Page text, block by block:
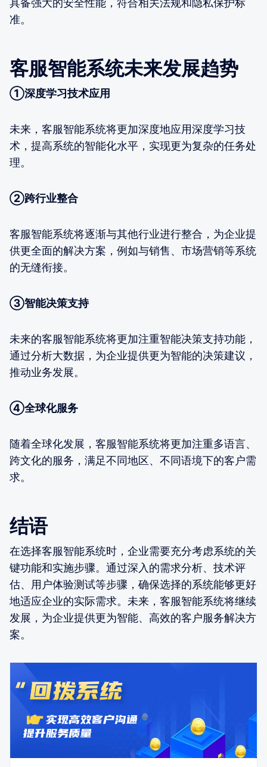
具备强大的安全性能，符合相关法规和隐私保护标
准。
客服智能系统未来发展趋势
①深度学习技术应用
未来，客服智能系统将更加深度地应用深度学习技
术，提高系统的智能化水平，实现更为复杂的任务处
理。
②跨行业整合
客服智能系统将逐渐与其他行业进行整合，为企业提
供更全面的解决方案，例如与销售、市场营销等系统
的无缝衔接。
③智能决策支持
未来的客服智能系统将更加注重智能决策支持功能，
通过分析大数据，为企业提供更为智能的决策建议，
推动业务发展。
④全球化服务
随着全球化发展，客服智能系统将更加注重多语言、
跨文化的服务，满足不同地区、不同语境下的客户需
求。
结语
在选择客服智能系统时，企业需要充分考虑系统的关
键功能和实施步骤。通过深入的需求分析、技术评
估、用户体验测试等步骤，确保选择的系统能够更好
地适应企业的实际需求。未来，客服智能系统将继续
发展，为企业提供更为智能、高效的客户服务解决方
案。